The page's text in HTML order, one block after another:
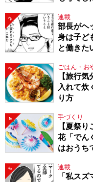
2 連載
部長がヘ
身は子ど
と働きた
3 ごはん・お
【旅行
入れて炊
り方
4 手づくり
【夏祭
花「でん
はおうち
5 連載
「私ス